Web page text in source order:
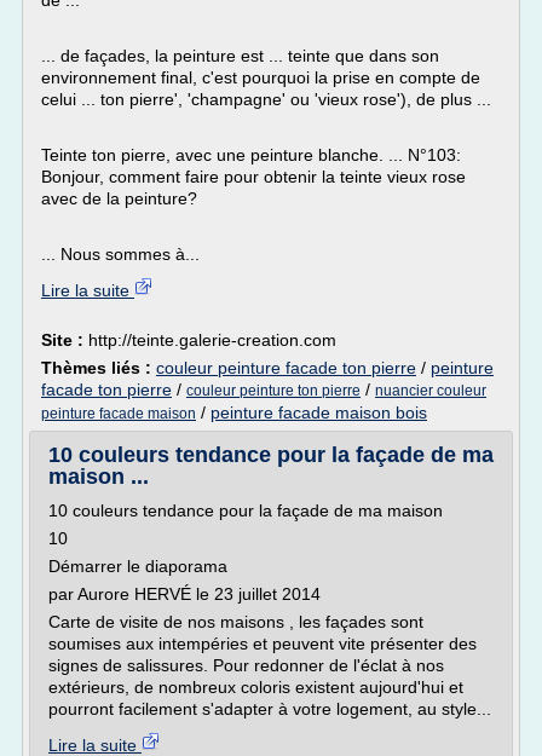
... de façades, la peinture est ... teinte que dans son
environnement final, c'est pourquoi la prise en compte de
celui ... ton pierre', 'champagne' ou 'vieux rose'), de plus ...
Teinte ton pierre, avec une peinture blanche. ... N°103:
Bonjour, comment faire pour obtenir la teinte vieux rose
avec de la peinture?
... Nous sommes à...
Lire la suite
Site : http://teinte.galerie-creation.com
Thèmes liés : couleur peinture facade ton pierre / peinture
facade ton pierre / couleur peinture ton pierre / nuancier couleur
peinture facade maison / peinture facade maison bois
10 couleurs tendance pour la façade de ma
maison ...
10 couleurs tendance pour la façade de ma maison
10
Démarrer le diaporama
par Aurore HERVÉ le 23 juillet 2014
Carte de visite de nos maisons , les façades sont
soumises aux intempéries et peuvent vite présenter des
signes de salissures. Pour redonner de l'éclat à nos
extérieurs, de nombreux coloris existent aujourd'hui et
pourront facilement s'adapter à votre logement, au style...
Lire la suite